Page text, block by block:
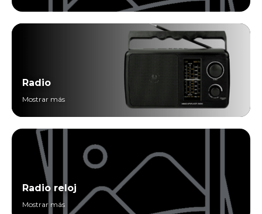
Radio
Mostrar más
Radio reloj
Mostrar más